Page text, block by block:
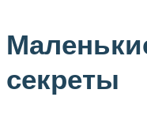
секреты